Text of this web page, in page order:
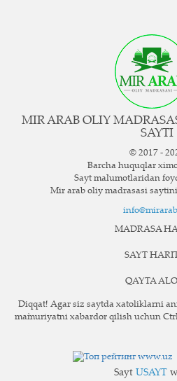
MIR ARAB OLIY
SAYTI
© 2017 -
Barcha huquqlar
Sayt ma`lumotlaridan
Mir arab oliy madrasasi
MADRASA
SAYT
QAYTA
Diqqat! Agar siz saytda xatoliklarni
ma`muriyatni xabardor qilish uchun
Sayt USAYT